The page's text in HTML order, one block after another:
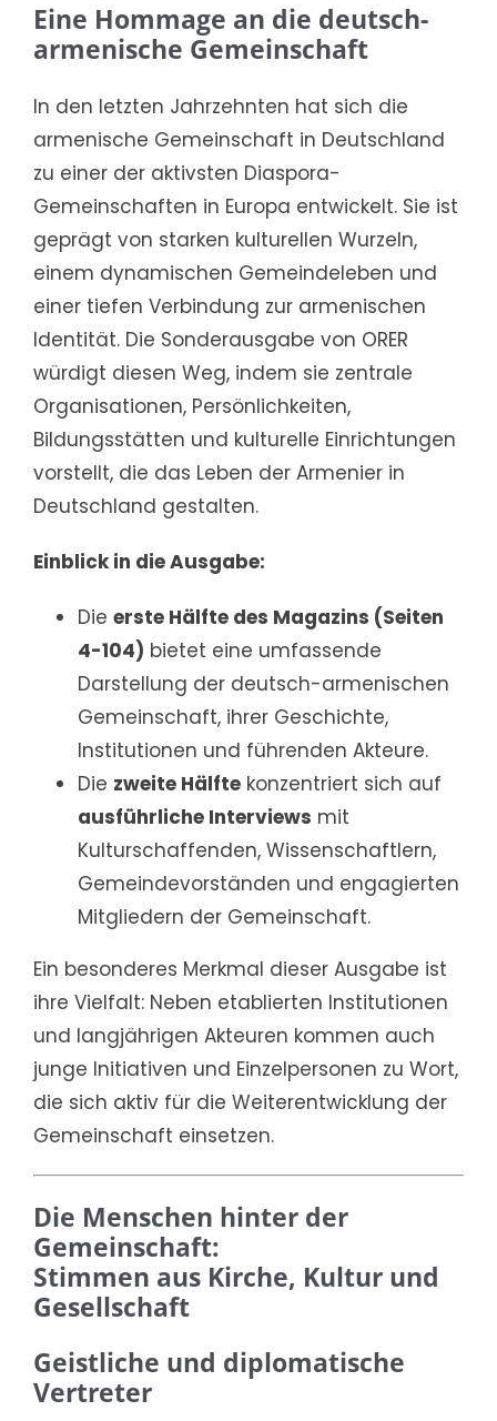
Eine Hommage an die deutsch-
armenische Gemeinschaft
In den letzten Jahrzehnten hat sich die
armenische Gemeinschaft in Deutschland
zu einer der aktivsten Diaspora-
Gemeinschaften in Europa entwickelt. Sie ist
geprägt von starken kulturellen Wurzeln,
einem dynamischen Gemeindeleben und
einer tiefen Verbindung zur armenischen
Identität. Die Sonderausgabe von ORER
würdigt diesen Weg, indem sie zentrale
Organisationen, Persönlichkeiten,
Bildungsstätten und kulturelle Einrichtungen
vorstellt, die das Leben der Armenier in
Deutschland gestalten.
Einblick in die Ausgabe:
Die erste Hälfte des Magazins (Seiten
4-104) bietet eine umfassende
Darstellung der deutsch-armenischen
Gemeinschaft, ihrer Geschichte,
Institutionen und führenden Akteure.
Die zweite Hälftekonzentriert sich auf
ausführliche Interviews mit
Kulturschaffenden, Wissenschaftlern,
Gemeindevorständen und engagierten
Mitgliedern der Gemeinschaft.
Ein besonderes Merkmal dieser Ausgabe ist
ihre Vielfalt: Neben etablierten Institutionen
und langjährigen Akteuren kommen auch
junge Initiativen und Einzelpersonen zu Wort,
die sich aktiv für die Weiterentwicklung der
Gemeinschaft einsetzen.
Die Menschen hinter der
Gemeinschaft:
Stimmen aus Kirche, Kultur und
Gesellschaft
Geistliche und diplomatische
Vertreter